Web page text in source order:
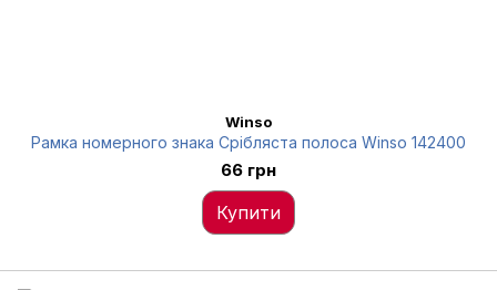
Winso
Рамка номерного знака Срібляста полоса Winso 142400
66 грн
Купити